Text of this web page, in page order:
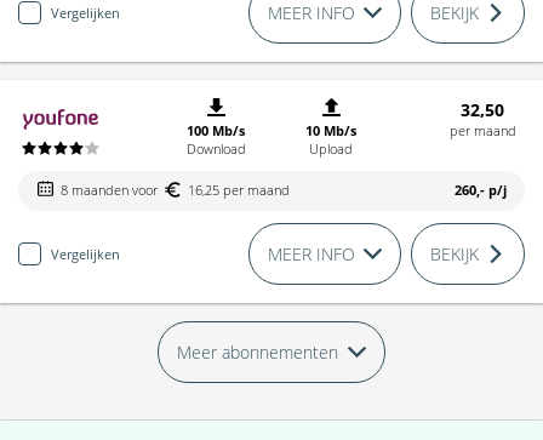
Vergelijken MEER INFO BEKIJK
100 Mb/s
Download
10 Mb/s
Upload
32,50
per maand
8 maanden voor 16,25 per maand 260,- p/j
Vergelijken MEER INFO BEKIJK
Meer abonnementen